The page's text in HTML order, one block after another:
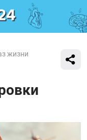
жизни